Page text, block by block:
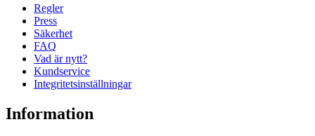
Regler
Press
Säkerhet
FAQ
Vad är nytt?
Kundservice
Integritetsinställningar
Information